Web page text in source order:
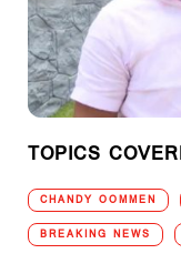
TOPICS
CHANDY OOMMEN
BREAKING NEWS